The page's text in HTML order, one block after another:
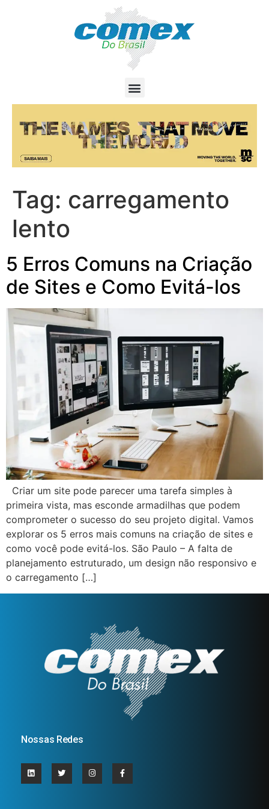
Tag: carregamento
lento
5 Erros Comuns na Criação
de Sites e Como Evitá-los
Criar um site pode parecer uma tarefa simples à
primeira vista, mas esconde armadilhas que podem
comprometer o sucesso do seu projeto digital. Vamos
explorar os 5 erros mais comuns na criação de sites e
como você pode evitá-los. São Paulo – A falta de
planejamento estruturado, um design não responsivo e
o carregamento […]
Nossas Redes